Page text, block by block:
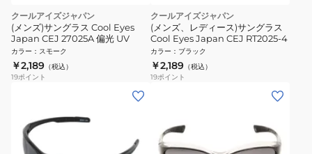
クールアイズジャパン
(メンズ)サングラス Cool Eyes
Japan CEJ 27025A 偏光 UV
カラー ： スモーク
￥2,189 （税込）
19ポイント
クールアイズジャパン
(メンズ、レディース)サングラス
Cool Eyes Japan CEJ RT2025-4
カラー ： ブラック
￥2,189 （税込）
19ポイント